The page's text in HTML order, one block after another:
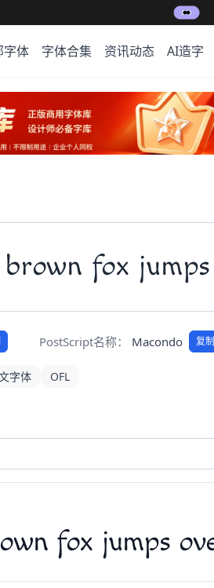
字体 字体合集 资讯动态 AI造字
brown fox
PostScript名称： Macondo 复制
字体 OFL
fox jumps